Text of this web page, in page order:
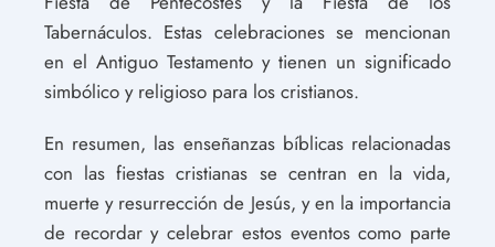
Tabernáculos. Estas celebraciones se mencionan
en el Antiguo Testamento y tienen un significado
simbólico y religioso para los cristianos.
En resumen, las enseñanzas bíblicas relacionadas
con las fiestas cristianas se centran en la vida,
muerte y resurrección de Jesús, y en la importancia
de recordar y celebrar estos eventos como parte